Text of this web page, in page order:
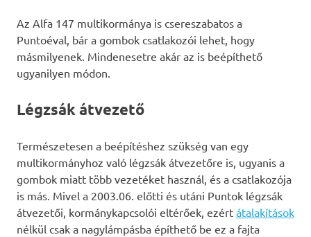
Az Alfa 147 multikormánya is csereszabatos a
Puntoéval, bár a gombok csatlakozói lehet, hogy
másmilyenek. Mindenesetre akár az is beépíthető
ugyanilyen módon.
Légzsák átvezető
Természetesen a beépítéshez szükség van egy
multikormányhoz való légzsák átvezetőre is, ugyanis a
gombok miatt több vezetéket használ, és a csatlakozója
is más. Mivel a 2003.06. előtti és utáni Puntok légzsák
átvezetői, kormánykapcsolói eltérőek, ezért átalakítások
nélkül csak a nagylámpásba építhető be ez a fajta